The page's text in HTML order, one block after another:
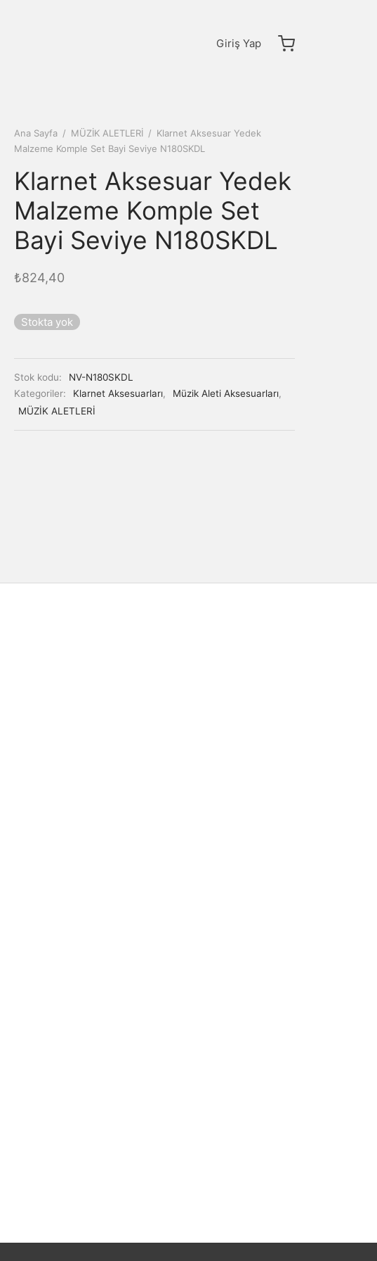
Giriş Yap
Ana Sayfa / MÜZİK ALETLERİ / Klarnet Aksesuar Yedek
Malzeme Komple Set Bayi Seviye N180SKDL
Klarnet Aksesuar Yedek
Malzeme Komple Set
Bayi Seviye N180SKDL
₺824,40
Stokta yok
Stok kodu:
NV-N180SKDL
Kategoriler:
Klarnet Aksesuarları, Müzik Aleti Aksesuarları,
MÜZİK ALETLERİ